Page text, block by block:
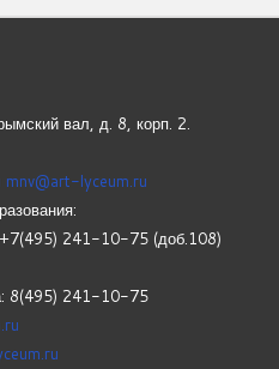
вал, д. 8, корп. 2.
mnv@art-lyceum.ru
241-10-75 (доб.108)
8(495) 241-10-75